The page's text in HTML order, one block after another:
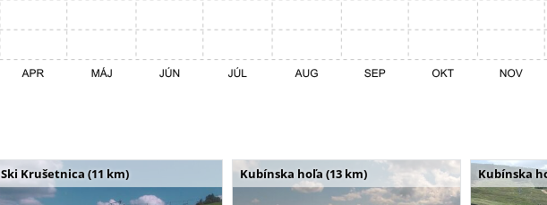
Ski Krušetnica (11 km) Kubínska hoľa (13 km) Kubínska